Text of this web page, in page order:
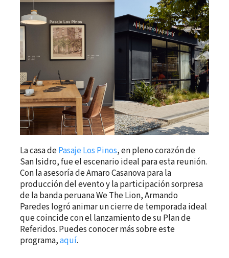
La casa dePasaje Los Pinos, en pleno corazón de
San Isidro, fue el escenario ideal para esta reunión.
Con la asesoría de Amaro Casanova para la
producción del evento y la participación sorpresa
de la banda peruana We The Lion, Armando
Paredes logró animar un cierre de temporada ideal
que coincide con el lanzamiento de su Plan de
Referidos. Puedes conocer más sobre este
programa,aquí.